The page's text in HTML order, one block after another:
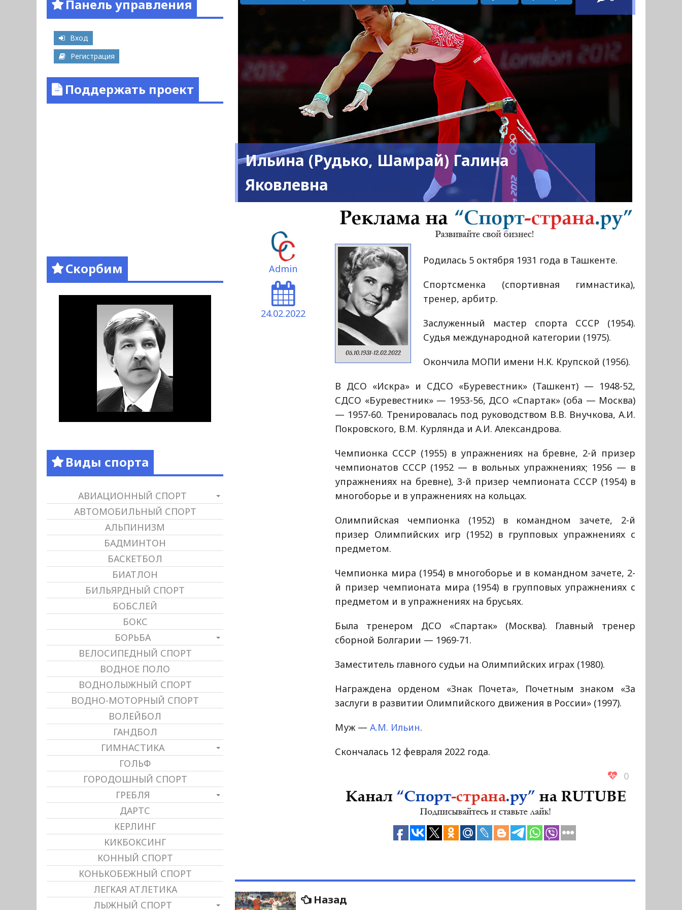
Ильина (Рудько, Шамрай) Галина
Яковлевна
Admin
24.02.2022
05.10.1931-12.02.2022
Родилась 5 октября 1931 года в Ташкенте.
Спортсменка (спортивная гимнастика),
тренер, арбитр.
Заслуженный мастер спорта СССР (1954).
Судья международной категории (1975).
Окончила МОПИ имени Н.К. Крупской (1956).
В ДСО «Искра» и СДСО «Буревестник» (Ташкент) — 1948-52,
СДСО «Буревестник» — 1953-56, ДСО «Спартак» (оба — Москва)
— 1957-60. Тренировалась под руководством В.В. Внучкова, А.И.
Покровского, В.М. Курлянда и А.И. Александрова.
Чемпионка СССР (1955) в упражнениях на бревне, 2-й призер
чемпионатов СССР (1952 — в вольных упражнениях; 1956 — в
упражнениях на бревне), 3-й призер чемпионата СССР (1954) в
многоборье и в упражнениях на кольцах.
Олимпийская чемпионка (1952) в командном зачете, 2-й
призер Олимпийских игр (1952) в групповых упражнениях с
предметом.
Чемпионка мира (1954) в многоборье и в командном зачете, 2-
й призер чемпионата мира (1954) в групповых упражнениях с
предметом и в упражнениях на брусьях.
Была тренером ДСО «Спартак» (Москва). Главный тренер
сборной Болгарии — 1969-71.
Заместитель главного судьи на Олимпийских играх (1980).
Награждена орденом «Знак Почета», Почетным знаком «За
заслуги в развитии Олимпийского движения в России» (1997).
Муж —А.М. Ильин.
Скончалась 12 февраля 2022 года.
0
НавигацияНазад
Панель управления
Вход
Регистрация
Поддержать проект
Скорбим
Виды спорта
АВИАЦИОННЫЙ СПОРТ
АВТОМОБИЛЬНЫЙ СПОРТ
АЛЬПИНИЗМ
БАДМИНТОН
БАСКЕТБОЛ
БИАТЛОН
БИЛЬЯРДНЫЙ СПОРТ
БОБСЛЕЙ
БОКС
БОРЬБА
ВЕЛОСИПЕДНЫЙ СПОРТ
ВОДНОЕ ПОЛО
ВОДНОЛЫЖНЫЙ СПОРТ
ВОДНО-МОТОРНЫЙ СПОРТ
ВОЛЕЙБОЛ
ГАНДБОЛ
ГИМНАСТИКА
ГОЛЬФ
ГОРОДОШНЫЙ СПОРТ
ГРЕБЛЯ
ДАРТС
КЕРЛИНГ
КИКБОКСИНГ
КОННЫЙ СПОРТ
КОНЬКОБЕЖНЫЙ СПОРТ
ЛЕГКАЯ АТЛЕТИКА
ЛЫЖНЫЙ СПОРТ